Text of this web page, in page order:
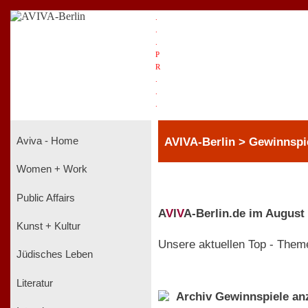
P
R
Aviva - Home
Women + Work
Public Affairs
Kunst + Kultur
Jüdisches Leben
Literatur
AVIVA-Berlin >
AVIVA-Berlin.de im August
Unsere aktuellen Top -
Archiv Gewinnspiele